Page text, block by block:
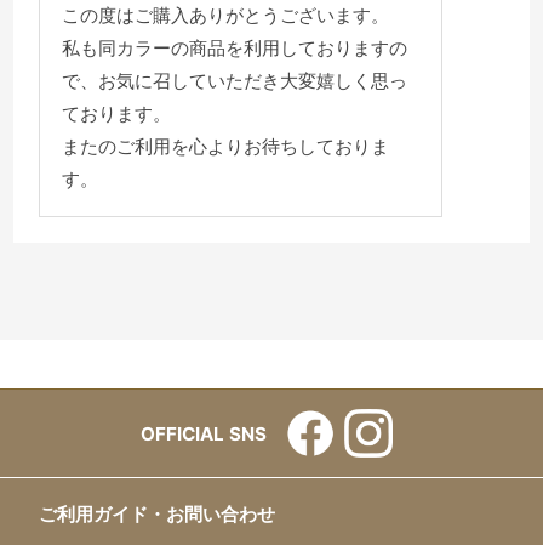
この度はご購入ありがとうございます。
私も同カラーの商品を利用しておりますの
で、お気に召していただき大変嬉しく思っ
ております。
またのご利用を心よりお待ちしておりま
す。
OFFICIAL SNS
ご利用ガイド・お問い合わせ